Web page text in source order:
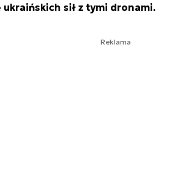
sił z tymi dronami.
Reklama